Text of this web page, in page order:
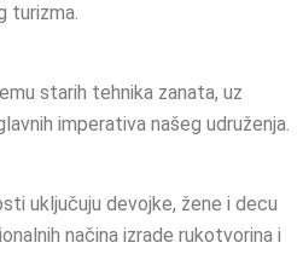
turizma.
starih tehnika zanata, uz
imperativa našeg udruženja.
uključuju devojke, žene i decu
načina izrade rukotvorina i